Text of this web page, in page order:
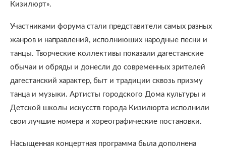
Кизилюрт».
Участниками форума стали представители самых разных
жанров и направлений, исполниюших народные песни и
танцы. Творческие коллективы показали дагестанские
обычаи и обряды и донесли до современных зрителей
дагестанский характер, быт и традиции сквозь призму
танца и музыки. Артисты городского Дома культуры и
Детской школы искусств города Кизилюрта исполнили
свои лучшие номера и хореографические постановки.
Насыщенная концертная программа была дополнена